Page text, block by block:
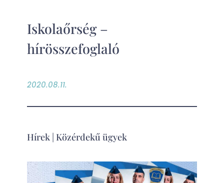
Iskolaőrség –
hírösszefoglaló
2020.08.11.
Hírek| Közérdekű ügyek